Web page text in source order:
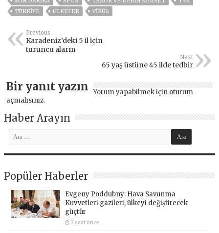
TÜRKİYE
ÜLKELER VIRÜS
Previous
Karadeniz’deki 5 il için
turuncu alarm
Next
65 yaş üstüne 45 ilde tedbir
Bir yanıt yazın Yorum yapabilmek için oturum
açmalısınız.
Haber Arayın
Popüler Haberler
Evgeny Poddubny: Hava Savunma
Kuvvetleri gazileri, ülkeyi değiştirecek
güçtür
2 saat önce